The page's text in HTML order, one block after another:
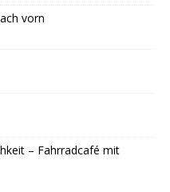
vorn
– Fahrradcafé mit